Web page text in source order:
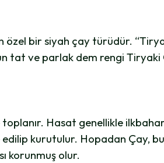
bir siyah çay türüdür.
tat ve parlak dem rengi Tiryaki
Hasat genellikle
kurutulur. Hopadan Çay,
korunmuş olur.